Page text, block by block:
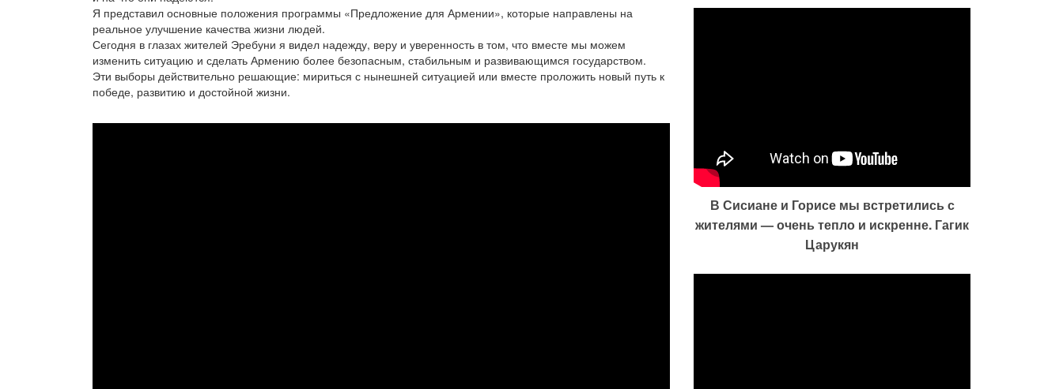
Я представил основные положения программы «Предложение для Армении», которые направлены на
реальное улучшение качества жизни людей.
Сегодня в глазах жителей Эребуни я видел надежду, веру и уверенность в том, что вместе мы можем
изменить ситуацию и сделать Армению более безопасным, стабильным и развивающимся государством.
Эти выборы действительно решающие: мириться с нынешней ситуацией или вместе проложить новый путь к
победе, развитию и достойной жизни.
В Сисиане и Горисе мы встретились с
жителями — очень тепло и искренне. Гагик
Царукян